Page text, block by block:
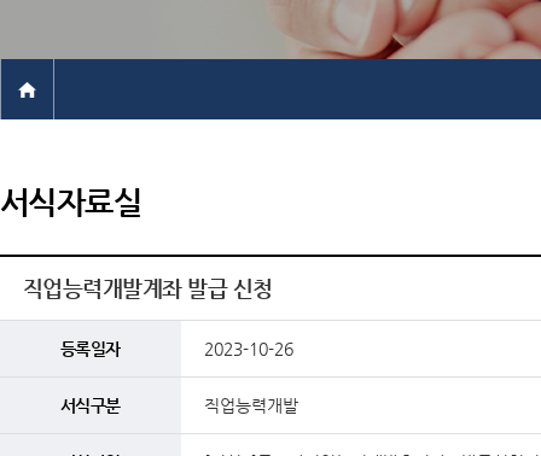
서식자료실
직업능력개발계좌 발급 신청
등록일자 2023-10-26
서식구분 직업능력개발